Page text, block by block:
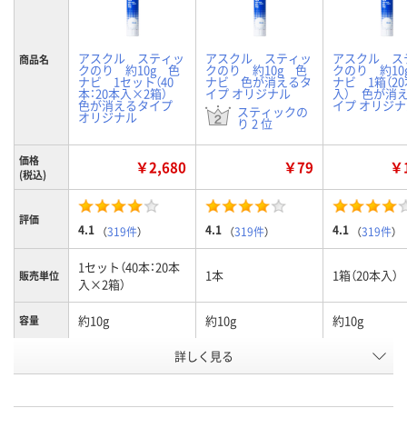
商品名 アスクル スティッ
クのり 約10g 色
ナビ 1セット（40
本：20本入×2箱）
色が消えるタイプ
オリジナル
アスクル スティッ
クのり 約10g 色
ナビ 色が消えるタ
イプ オリジナル
スティックの
り 2 位
アスクル ス
クのり 約
ナビ 1箱（
入） 色が消
イプ オリジ
価格
(税込)
￥2,680 ￥79
評価
4.1 （319件） 4.1 （319件） 4.1 （319件）
販売単位
1セット（40本：20本
入×2箱）
1本 1箱（20本入）
容量 約10g 約10g 約10g
390739
詳しく見る